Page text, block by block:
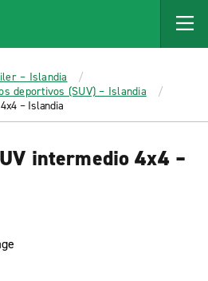
– Islandia
deportivos (SUV) – Islandia
– Islandia
intermedio 4x4 –